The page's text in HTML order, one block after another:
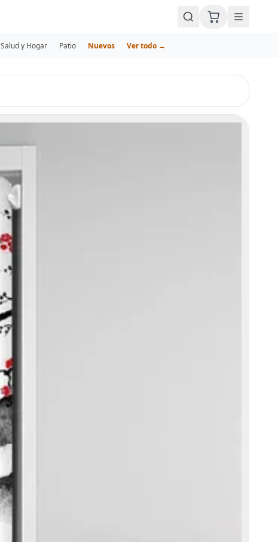
Salud y Hogar Patio Nuevos Ver todo →